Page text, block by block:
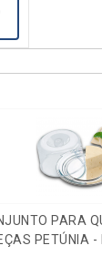
PARA
PETÚNIA